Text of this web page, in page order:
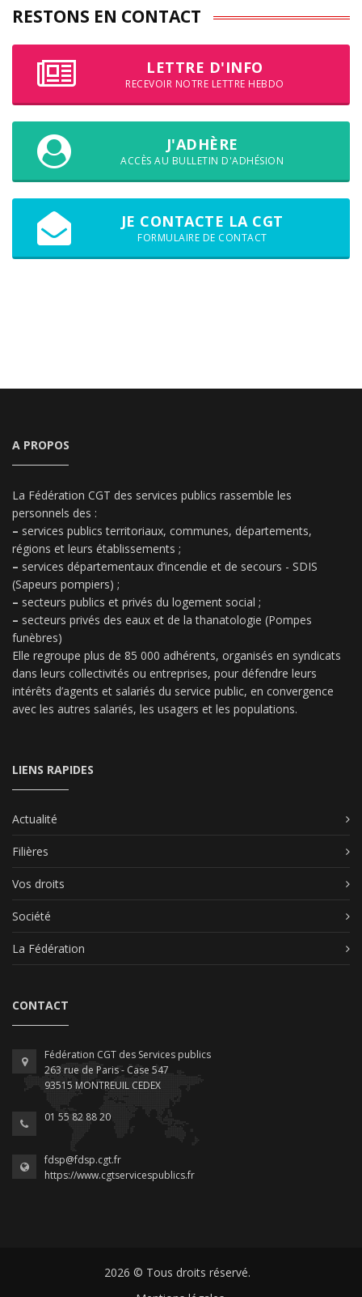
RESTONS EN CONTACT
LETTRE D'INFO
RECEVOIR NOTRE LETTRE HEBDO
J'ADHÈRE
ACCÈS AU BULLETIN D'ADHÉSION
JE CONTACTE LA CGT
FORMULAIRE DE CONTACT
A PROPOS
La Fédération CGT des services publics rassemble les
personnels des :
– services publics territoriaux, communes, départements,
régions et leurs établissements ;
– services départementaux d’incendie et de secours - SDIS
(Sapeurs pompiers) ;
– secteurs publics et privés du logement social ;
– secteurs privés des eaux et de la thanatologie (Pompes
funèbres)
Elle regroupe plus de 85 000 adhérents, organisés en syndicats
dans leurs collectivités ou entreprises, pour défendre leurs
intérêts d’agents et salariés du service public, en convergence
avec les autres salariés, les usagers et les populations.
LIENS RAPIDES
Actualité
Filières
Vos droits
Société
La Fédération
CONTACT
Fédération CGT des Services publics
263 rue de Paris - Case 547
93515 MONTREUIL CEDEX
01 55 82 88 20
fdsp@fdsp.cgt.fr
https://www.cgtservicespublics.fr
2026 © Tous droits réservé.